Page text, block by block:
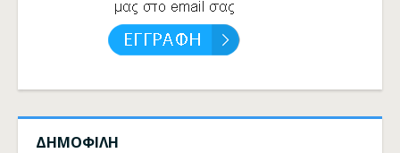
ΔΗΜΟΦΙΛΗ